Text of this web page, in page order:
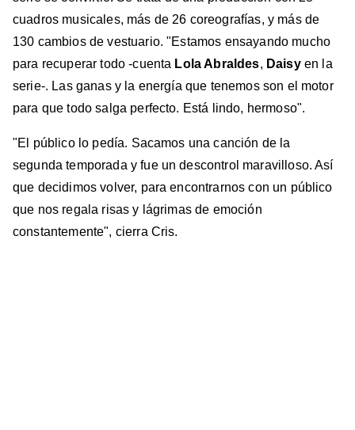
cuadros musicales, más de 26 coreografías, y más de
130 cambios de vestuario. "Estamos ensayando mucho
para recuperar todo -cuenta Lola Abraldes, Daisyen la
serie-. Las ganas y la energía que tenemos son el motor
para que todo salga perfecto. Está lindo, hermoso".
"El público lo pedía. Sacamos una canción de la
segunda temporada y fue un descontrol maravilloso. Así
que decidimos volver, para encontrarnos con un público
que nos regala risas y lágrimas de emoción
constantemente", cierra Cris.